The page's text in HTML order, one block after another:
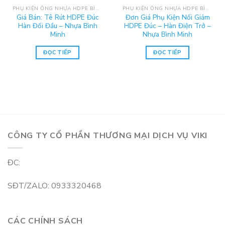
PHỤ KIỆN ỐNG NHỰA HDPE BÌNH MINH
Giá Bán: Tê Rút HDPE Đúc
Hàn Đối Đầu – Nhựa Bình
Minh
ĐỌC TIẾP
PHỤ KIỆN ỐNG NHỰA HDPE BÌNH MINH
Đơn Giá Phụ Kiện Nối Giảm
HDPE Đúc – Hàn Điện Trở –
Nhựa Bình Minh
ĐỌC TIẾP
CÔNG TY CỔ PHẦN THƯƠNG MẠI DỊCH VỤ VIKI
ĐC:
SĐT/ZALO: 0933320468
CÁC CHÍNH SÁCH